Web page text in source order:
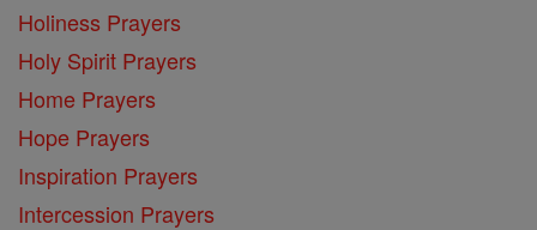
Holiness Prayers
Holy Spirit Prayers
Home Prayers
Hope Prayers
Inspiration Prayers
Intercession Prayers